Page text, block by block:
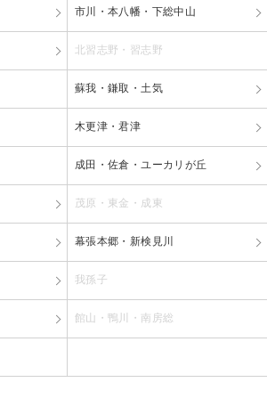
市川・本八幡・下総中山
北習志野・習志野
蘇我・鎌取・土気
木更津・君津
成田・佐倉・ユーカリが丘
茂原・東金・成東
幕張本郷・新検見川
我孫子
館山・鴨川・南房総